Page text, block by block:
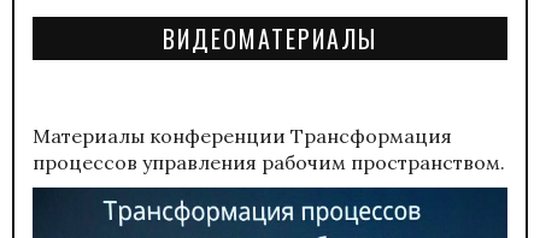
ВИДЕОМАТЕРИАЛЫ
Материалы конференции Трансформация
процессов управления рабочим пространством.